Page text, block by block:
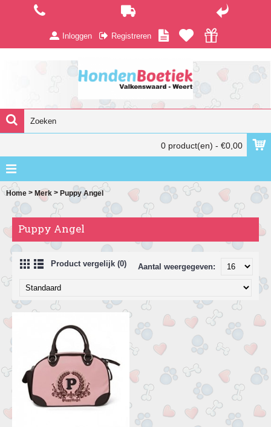
Inloggen Registreren
0 product(en) - €0,00
Home > Merk > Puppy Angel
Puppy Angel
Product vergelijk (0) Aantal weergegeven: